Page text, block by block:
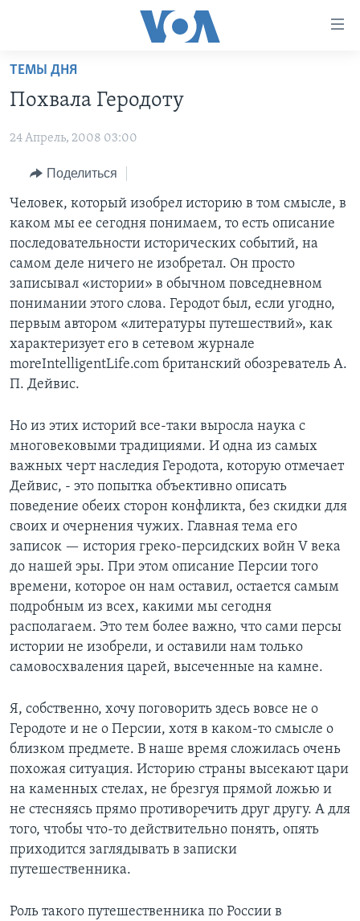
Перейти
основной
Перейти
навигации
Перейти
поиск
АМЕРИКА
НОВОСТИ ЗА МИНУТУ
ИТОГИ
ПОЧЕМУ ЭТО ВАЖНО?
ДИСКУССИЯ VOA
ДЕТАЛИ
АМЕРИКА. БОЛЬШОЕ ПУТЕШЕСТВИЕ
ПРОЕКТЫ
УЧИМ АНГЛИЙСКИЙ
НАША АМЕРИКАНСКАЯ ИСТОРИЯ
А КАК В АМЕРИКЕ?
АРТЕФАКТЫ
АМЕРИКАНСКИЕ ГОРОДКИ
ЭКСПЕРТИЗА
ИНТЕРВЬЮ
ФАКТЫ ПРОТИВ ФЕЙКОВ
ЗА СВОБОДУ ПРЕССЫ
УЧИМ АНГЛИЙСКИЙ
ВИДЕО
ПОДПИСКА НА НОВОСТИ
Learning English
СОЦИАЛЬНЫЕ СЕТИ
Языки
ТЕМЫ ДНЯ
Похвала Геродоту
24 Апрель, 2008 03:00
Поделиться
Человек, который изобрел историю в том смысле, в
каком мы ее сегодня понимаем, то есть описание
последовательности исторических событий, на
самом деле ничего не изобретал. Он просто
записывал «истории» в обычном повседневном
понимании этого слова. Геродот был, если угодно,
первым автором «литературы путешествий», как
характеризует его в сетевом журнале
moreIntelligentLife.com британский обозреватель А.
П. Дейвис.
Но из этих историй все-таки выросла наука с
многовековыми традициями. И одна из самых
важных черт наследия Геродота, которую отмечает
Дейвис, - это попытка объективно описать
поведение обеих сторон конфликта, без скидки для
своих и очернения чужих. Главная тема его
записок — история греко-персидских войн V века
до нашей эры. При этом описание Персии того
времени, которое он нам оставил, остается самым
подробным из всех, какими мы сегодня
располагаем. Это тем более важно, что сами персы
истории не изобрели, и оставили нам только
самовосхваления царей, высеченные на камне.
Я, собственно, хочу поговорить здесь вовсе не о
Геродоте и не о Персии, хотя в каком-то смысле о
близком предмете. В наше время сложилась очень
похожая ситуация. Историю страны высекают цари
на каменных стелах, не брезгуя прямой ложью и
не стесняясь прямо противоречить друг другу. А для
того, чтобы что-то действительно понять, опять
приходится заглядывать в записки
путешественника.
Роль такого путешественника по России в